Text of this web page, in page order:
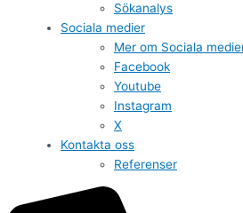
Sökanalys
Sociala medier
Mer om Sociala
Facebook
Youtube
Instagram
X
Kontakta oss
Referenser